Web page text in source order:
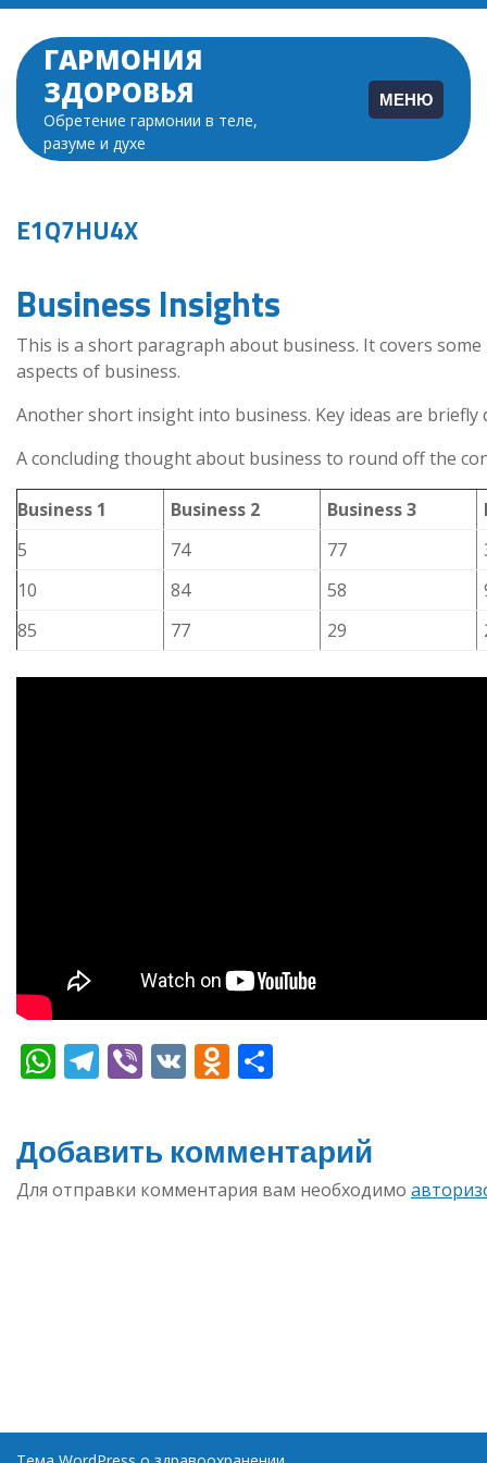
Перейти
содержимому
ГАРМОНИЯ
ЗДОРОВЬЯ
Обретение гармонии в теле,
разуме и духе
МЕНЮ
E1Q7HU4X
Business Insights
This is a short paragraph about business. It covers
aspects of business.
Another short insight into business. Key ideas are briefly
A concluding thought about business to round off the
Business 1 Business 2 Business 3
5
74 77
10
84 58
85
77 29
WhatsApp
Telegram
Viber
VK Odnoklassniki
Добавить комментарий
Для отправки комментария вам необходимо